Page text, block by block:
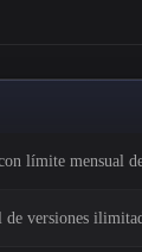
límite mensual
versiones